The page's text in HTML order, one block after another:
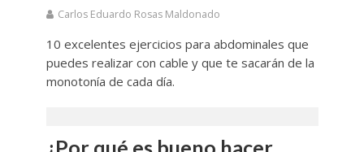
Carlos Eduardo Rosas Maldonado
10 excelentes ejercicios para abdominales que
puedes realizar con cable y que te sacarán de la
monotonía de cada día.